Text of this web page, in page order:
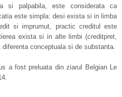
si palpabila, este considerata ca
este simpla: desi exista si in limba
si imprumut, practic creditul este
exista si in alte limbi (creditpret,
conceptuala si de substanta.
a fost preluata din ziarul Belgian Le